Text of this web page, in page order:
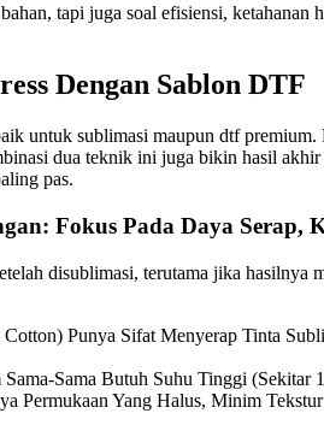
tapi juga soal efisiensi,
Dengan Sablon DTF
untuk sublimasi maupun dtf
dua teknik ini juga bikin hasil
pas.
Fokus Pada Daya Serap,
disublimasi, terutama jika
Punya Sifat Menyerap Tinta
Sama Butuh Suhu Tinggi
Permukaan Yang Halus, Minim